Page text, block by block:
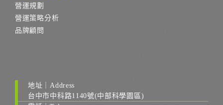
營運規劃
營運策略分析
品牌顧問
地址｜Address
台中市中科路1140號(中部科學園區)